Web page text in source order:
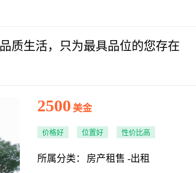
质生活，只为最具品位的您存在
2500 美金
价格好 位置好 性价比高
所属分类： 房产租售 -出租